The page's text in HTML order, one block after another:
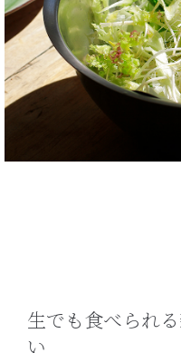
生でも食べられ
い